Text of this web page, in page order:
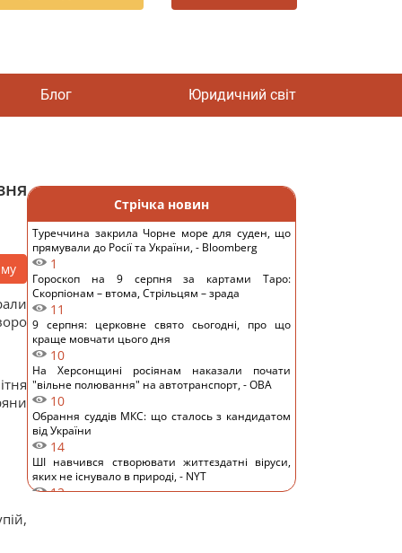
Блог Юридичний світ
Стрічка новин
Туреччина закрила Чорне море для суден, що
прямували до Росії та України, - Bloomberg
1
Гороскоп на 9 серпня за картами Таро:
Скорпіонам – втома, Стрільцям – зрада
11
9 серпня: церковне свято сьогодні, про що
краще мовчати цього дня
10
На Херсонщині росіянам наказали почати
"вільне полювання" на автотранспорт, - ОВА
10
Обрання суддів МКС: що сталось з кандидатом
від України
14
ШІ навчився створювати життєздатні віруси,
яких не існувало в природі, - NYT
12